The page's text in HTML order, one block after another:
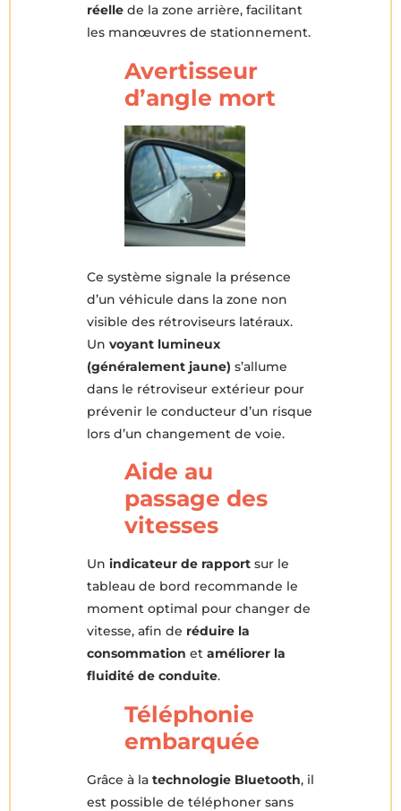
réelle de la zone arrière, facilitant
les manœuvres de stationnement.
Avertisseur
d’angle mort
Ce système signale la présence
d’un véhicule dans la zone non
visible des rétroviseurs latéraux.
Un voyant lumineux
(généralement jaune) s’allume
dans le rétroviseur extérieur pour
prévenir le conducteur d’un risque
lors d’un changement de voie.
Aide au
passage des
vitesses
Un indicateur de rapport sur le
tableau de bord recommande le
moment optimal pour changer de
vitesse, afin de réduire la
consommation et améliorer la
fluidité de conduite.
Téléphonie
embarquée
Grâce à la technologie Bluetooth, il
est possible de téléphoner sans